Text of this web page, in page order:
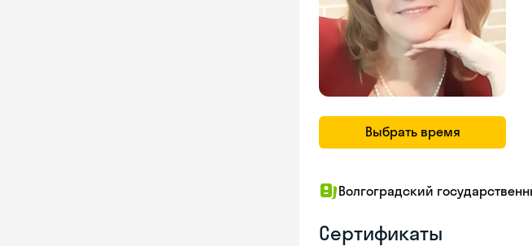
Выбрать время
Волгоградский
Сертификаты